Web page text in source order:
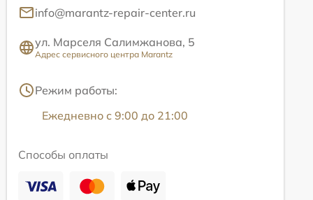
info@marantz-repair-center.ru
ул. Марселя Салимжанова, 5
Адрес сервисного центра Marantz
Режим работы:
Ежедневно с 9:00 до 21:00
Способы оплаты